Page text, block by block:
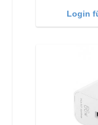
Login